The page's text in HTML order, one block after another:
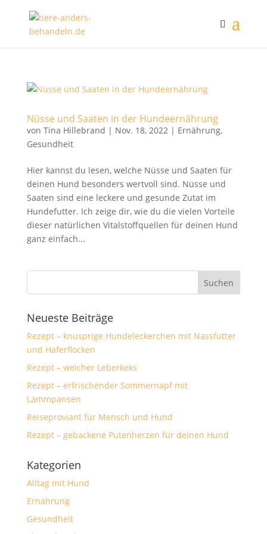
Nüsse und Saaten in der Hundeernährung
von Tina Hillebrand | Nov. 18, 2022| Ernährung,
Gesundheit
Hier kannst du lesen, welche Nüsse und Saaten für
deinen Hund besonders wertvoll sind. Nüsse und
Saaten sind eine leckere und gesunde Zutat im
Hundefutter. Ich zeige dir, wie du die vielen Vorteile
dieser natürlichen Vitalstoffquellen für deinen Hund
ganz einfach...
Neueste Beiträge
Rezept – knusprige Hundeleckerchen mit Nassfutter
und Haferflocken
Rezept – weicher Leberkeks
Rezept – erfrischender Sommernapf mit
Lammpansen
Reiseproviant für Mensch und Hund
Rezept – gebackene Putenherzen für deinen Hund
Kategorien
Alltag mit Hund
Ernährung
Gesundheit